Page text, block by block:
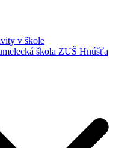
v škole
škola ZUŠ Hnúšťa